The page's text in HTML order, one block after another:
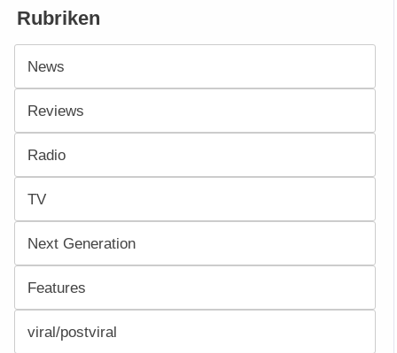
Rubriken
News
Reviews
Radio
TV
Next Generation
Features
viral/postviral